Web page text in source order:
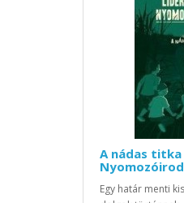
A nádas
Egy határ menti